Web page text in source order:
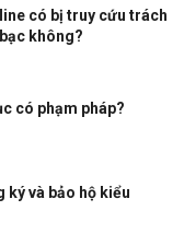
có bị truy cứu trách
không?
có phạm pháp?
ký và bảo hộ kiểu